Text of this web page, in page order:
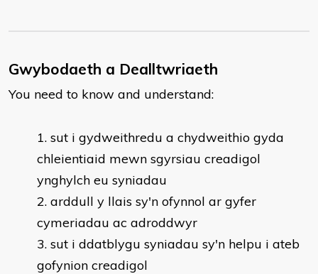
Gwybodaeth a Dealltwriaeth
You need to know and understand:
sut i gydweithredu a chydweithio gyda
chleientiaid mewn sgyrsiau creadigol
ynghylch eu syniadau
arddull y llais sy'n ofynnol ar gyfer
cymeriadau ac adroddwyr
sut i ddatblygu syniadau sy'n helpu i ateb
gofynion creadigol